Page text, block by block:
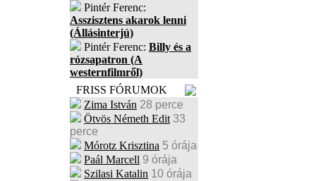
Pintér Ferenc:
Asszisztens akarok lenni
(Állásinterjú)
Pintér Ferenc: Billy és a
rózsapatron (A
westernfilmről)
FRISS FÓRUMOK
Zima István 28 perce
Ötvös Németh Edit 33
perce
Mórotz Krisztina 5 órája
Paál Marcell 9 órája
Szilasi Katalin 10 órája